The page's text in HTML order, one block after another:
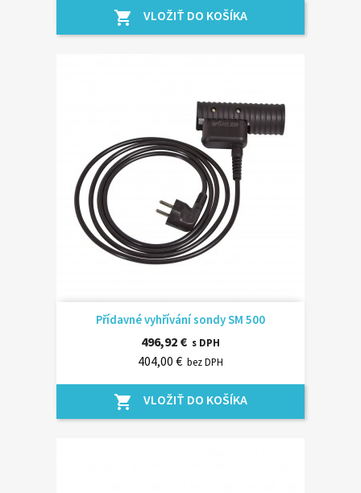
shopping_cart VLOŽIŤ DO KOŠÍKA
Přídavné vyhřívání sondy SM 500
496,92 € s DPH
404,00 € bez DPH
shopping_cart VLOŽIŤ DO KOŠÍKA